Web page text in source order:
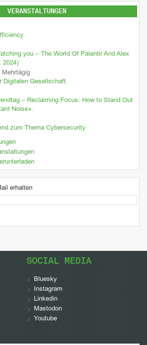
VERANSTALTUNGEN
you – The World Of Palantir And Alex
2024)
Mehrtägig
Digitalen Gesellschaft
– Reclaiming Focus: How to Stand Out
Noise».
zum Thema Cybersecurity
erhalten
SOCIAL MEDIA
Bluesky
Instagram
Linkedin
Mastodon
Youtube